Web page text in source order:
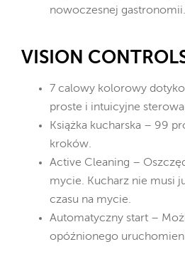
nowoczesnej gastronomii.
VISION
7 calowy kolorowy
proste i intuicyjne
Książka kucharska – 99
kroków.
Active Cleaning –
mycie. Kucharz nie musi
czasu na mycie.
Automatyczny start –
opóźnionego